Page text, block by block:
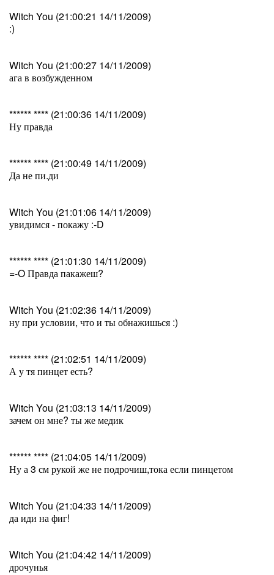
Witch You (21:00:21 14/11/2009)
:)
Witch You (21:00:27 14/11/2009)
ага в возбужденном
****** **** (21:00:36 14/11/2009)
Ну правда
****** **** (21:00:49 14/11/2009)
Да не пи.ди
Witch You (21:01:06 14/11/2009)
увидимся - покажу :-D
****** **** (21:01:30 14/11/2009)
=-O Правда пакажеш?
Witch You (21:02:36 14/11/2009)
ну при условии, что и ты обнажишься :)
****** **** (21:02:51 14/11/2009)
А у тя пинцет есть?
Witch You (21:03:13 14/11/2009)
зачем он мне? ты же медик
****** **** (21:04:05 14/11/2009)
Ну а 3 см рукой же не подрочиш,тока если пинцетом
Witch You (21:04:33 14/11/2009)
да иди на фиг!
Witch You (21:04:42 14/11/2009)
дрочунья